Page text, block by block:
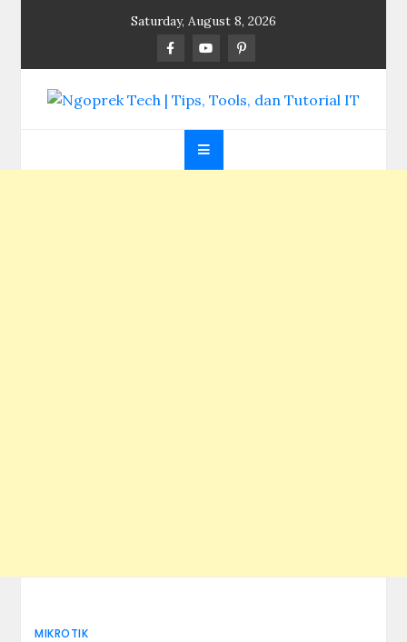
Saturday, August 8, 2026
Ngoprek Tech | Tips,
Tools, dan Tutorial
MIKROTIK